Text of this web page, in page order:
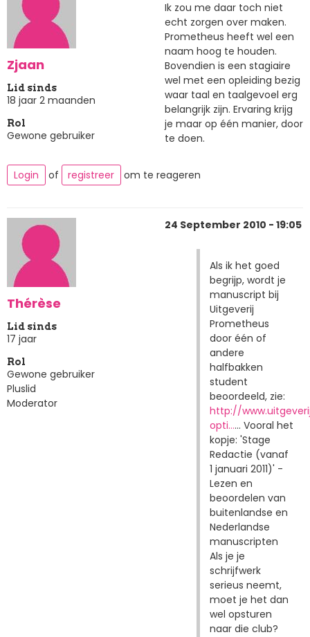
Zjaan
Lid sinds
18 jaar 2 maanden
Rol
Gewone gebruiker
Ik zou me daar toch niet
echt zorgen over maken.
Prometheus heeft wel een
naam hoog te houden.
Bovendien is een stagiaire
wel met een opleiding bezig
waar taal en taalgevoel erg
belangrijk zijn. Ervaring krijg
je maar op één manier, door
te doen.
Login of registreer om te reageren
Thérèse
Lid sinds
17 jaar
Rol
Gewone gebruiker
Pluslid
Moderator
24 September 2010 - 19:05
Als ik het goed
begrijp, wordt je
manuscript bij
Uitgeverij
Prometheus
door één of
andere
halfbakken
student
beoordeeld, zie:
http://
opti…... Vooral het
kopje: 'Stage
Redactie (vanaf
1 januari 2011)' -
Lezen en
beoordelen van
buitenlandse en
Nederlandse
manuscripten
Als je je
schrijfwerk
serieus neemt,
moet je het dan
wel opsturen
naar die club?